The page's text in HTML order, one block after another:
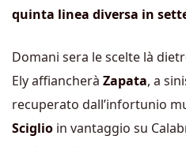
quinta linea diversa in
Domani sera le scelte là
Ely affiancherà Zapata, a
recuperato dall’infortunio
Sciglio in vantaggio su